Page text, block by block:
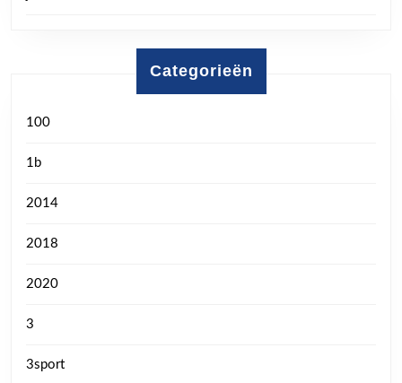
Categorieën
100
1b
2014
2018
2020
3
3sport